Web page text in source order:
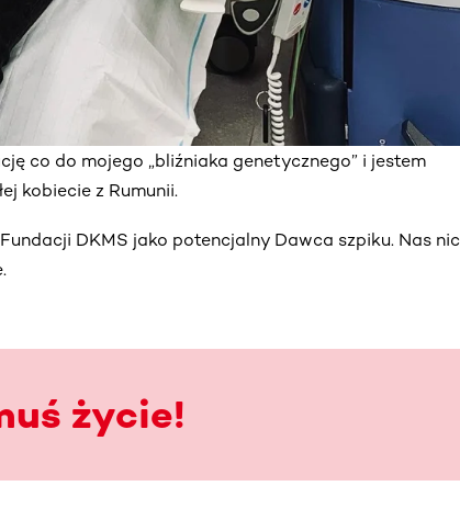
co do mojego „bliźniaka genetycznego” i jestem
kobiecie z Rumunii.
DKMS jako potencjalny Dawca szpiku. Nas nic
życie!